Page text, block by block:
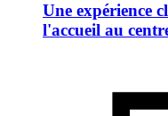
Une expérience
l'accueil au